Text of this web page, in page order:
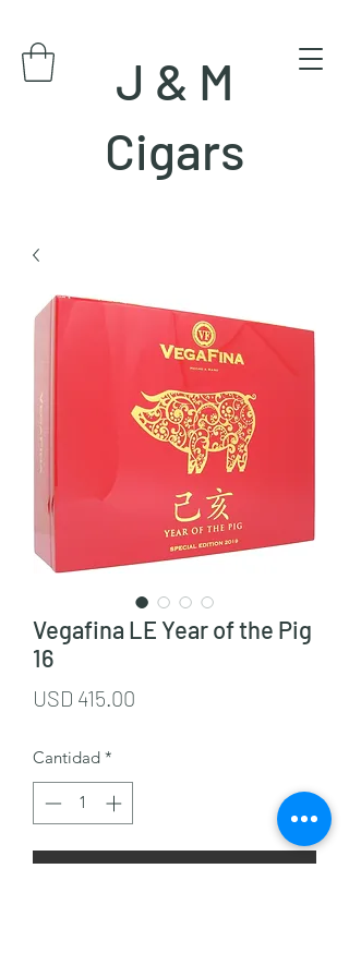
J & M
Cigars
Vegafina LE Year of the Pig
16
USD 415.00
Cantidad *
Agregar al carrito